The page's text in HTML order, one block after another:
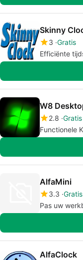
Skinny
3 Gratis
Efficiënte
W8
2.8 Gratis
Functionele
AlfaMini
3.3 Gratis
Pas uw
AlfaClock